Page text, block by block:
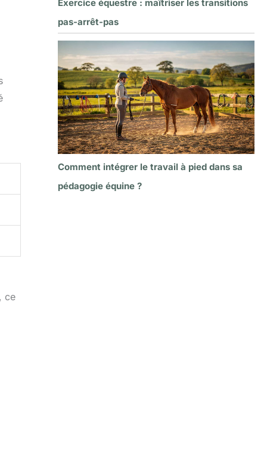
ce
Exercice équestre : maîtriser les transitions
pas-arrêt-pas
Comment intégrer le travail à pied dans sa
pédagogie équine ?